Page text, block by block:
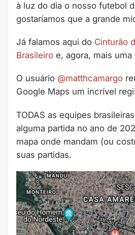
à luz do dia o nosso futebol
gostaríamos que a grande
Já falamos aqui do Cinturão
Brasileiro e, agora, mais
O usuário @matthcamargo
Google Maps um incrível
TODAS as equipes
alguma partida no ano de
mapa onde mandam (ou
suas partidas.